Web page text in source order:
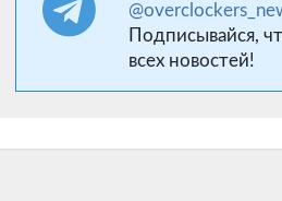
Подписывайся,
всех новостей!